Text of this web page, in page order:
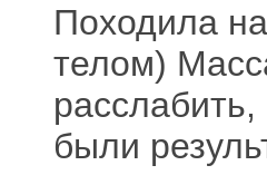
Походила
телом)
были